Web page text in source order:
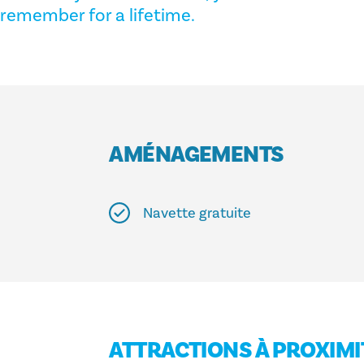
remember for a lifetime.
AMÉNAGEMENTS
Navette gratuite
ATTRACTIONS À